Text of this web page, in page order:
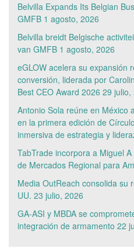
Belvilla Expands Its Belgian
GMFB 1 agosto, 2026
Belvilla breidt Belgische
van GMFB 1 agosto, 2026
eGLOW acelera su expansión
conversión, liderada por
Best CEO Award 2026 29 julio,
Antonio Sola reúne en México
en la primera edición de
inmersiva de estrategia y
TabTrade incorpora a Miguel
de Mercados Regional para
Media OutReach consolida su
UU. 23 julio, 2026
GA-ASI y MBDA se
integración de armamento 22